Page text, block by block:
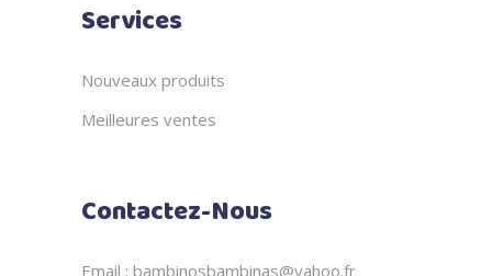
Services
Nouveaux produits
Meilleures ventes
Contactez-Nous
Email : bambinosbambinas@yahoo.fr